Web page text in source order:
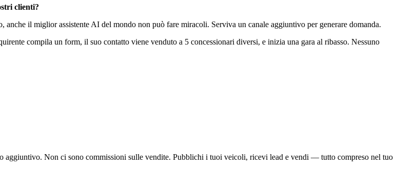
clienti?
il miglior assistente AI del mondo non può fare miracoli. Serviva un canale aggiuntivo per generare domanda.
compila un form, il suo contatto viene venduto a 5 concessionari diversi, e inizia una gara al ribasso. Nessuno
aggiuntivo. Non ci sono commissioni sulle vendite. Pubblichi i tuoi veicoli, ricevi lead e vendi — tutto compreso nel tuo